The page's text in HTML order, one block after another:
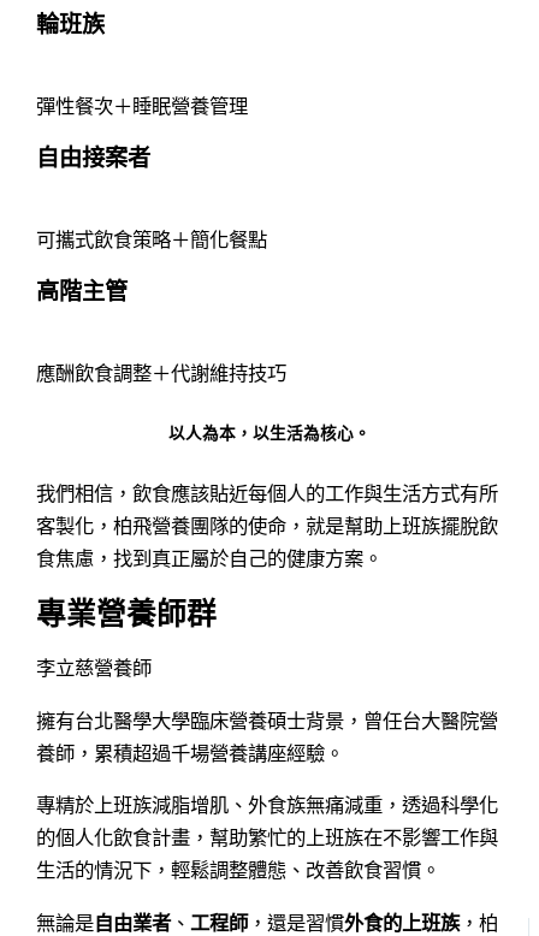
輪班族
彈性餐次＋睡眠營養管理
自由接案者
可攜式飲食策略＋簡化餐點
高階主管
應酬飲食調整＋代謝維持技巧
以人為本，以生活為核心。
我們相信，飲食應該貼近每個人的工作與生活方式有所
客製化，柏飛營養團隊的使命，就是幫助上班族擺脫飲
食焦慮，找到真正屬於自己的健康方案。
專業營養師群
李立慈營養師
擁有台北醫學大學臨床營養碩士背景，曾任台大醫院營
養師，累積超過千場營養講座經驗。
專精於上班族減脂增肌、外食族無痛減重，透過科學化
的個人化飲食計畫，幫助繁忙的上班族在不影響工作與
生活的情況下，輕鬆調整體態、改善飲食習慣。
無論是自由業者、 工程師，還是習慣外食的上班族，柏